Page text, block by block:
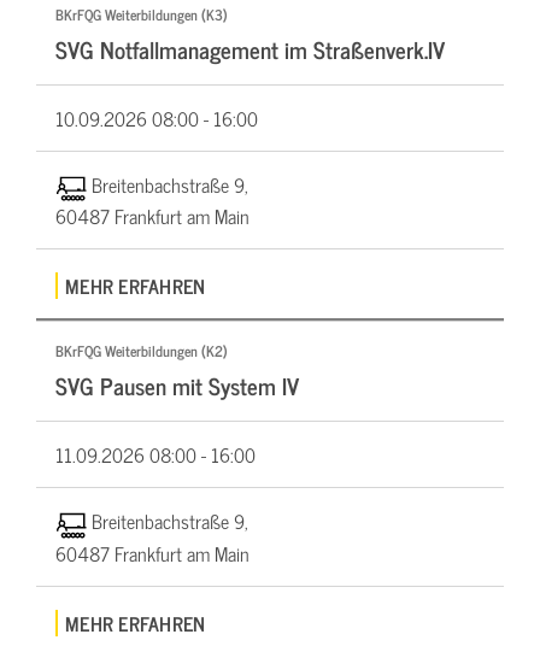
BKrFQG Weiterbildungen (K3)
SVG Notfallmanagement im Straßenverk.IV
10.09.202608:00 - 16:00
Breitenbachstraße 9,
60487 Frankfurt am Main
MEHR ERFAHREN
BKrFQG Weiterbildungen (K2)
SVG Pausen mit System IV
11.09.202608:00 - 16:00
Breitenbachstraße 9,
60487 Frankfurt am Main
MEHR ERFAHREN